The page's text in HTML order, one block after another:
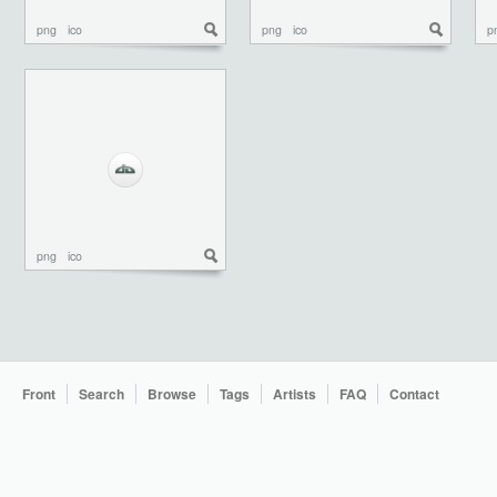
png ico png ico
png ico
Front Search Browse Tags Artists FAQ Contact